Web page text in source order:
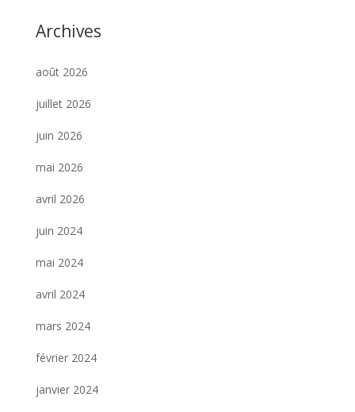
Archives
août 2026
juillet 2026
juin 2026
mai 2026
avril 2026
juin 2024
mai 2024
avril 2024
mars 2024
février 2024
janvier 2024